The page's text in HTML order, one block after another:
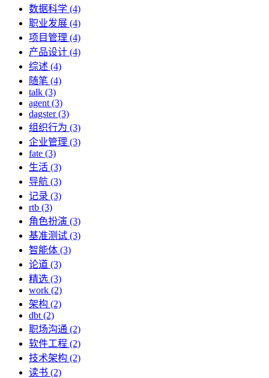
数据科学 (4)
职业发展 (4)
项目管理 (4)
产品设计 (4)
综述 (4)
随笔 (4)
talk (3)
agent (3)
dagster (3)
组织行为 (3)
企业管理 (3)
fate (3)
生活 (3)
导航 (3)
记录 (3)
rtb (3)
角色扮演 (3)
基准测试 (3)
智能体 (3)
论道 (3)
精选 (3)
work (2)
架构 (2)
dbt (2)
职场沟通 (2)
软件工程 (2)
技术架构 (2)
读书 (2)